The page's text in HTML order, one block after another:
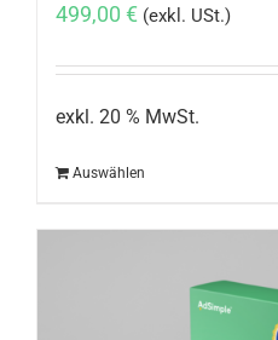
499,00 € (exkl. USt.)
exkl. 20 % MwSt.
Auswählen